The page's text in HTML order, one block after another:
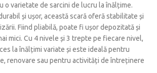
o varietate de sarcini de lucru la înălțime.
și ușor, această scară oferă stabilitate și
Fiind pliabilă, poate fi ușor depozitată și
mici. Cu 4 nivele și 3 trepte pe fiecare nivel,
la înălțimi variate și este ideală pentru
renovare sau pentru activități de întreținere